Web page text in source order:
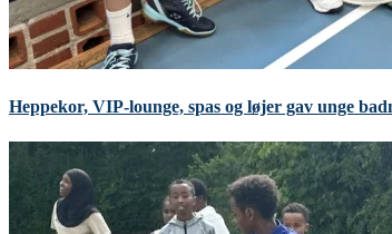
Heppekor, VIP-lounge, spas og løjer gav unge